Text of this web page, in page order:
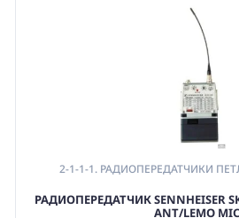
2-1-1-1. РАДИОПЕРЕДАТЧИКИ
РАДИОПЕРЕДАТЧИК SENNHEISER
ANT/LEMO